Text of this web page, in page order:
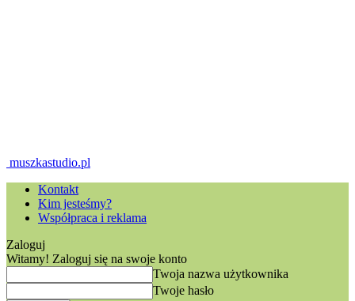
muszkastudio.pl
Kontakt
Kim jesteśmy?
Współpraca i reklama
Zaloguj
Witamy! Zaloguj się na swoje konto
Twoja nazwa użytkownika
Twoje hasło